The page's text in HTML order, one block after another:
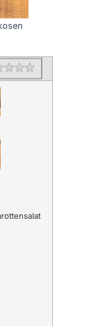
1 star
2 stars
3 stars
4 stars
5 stars